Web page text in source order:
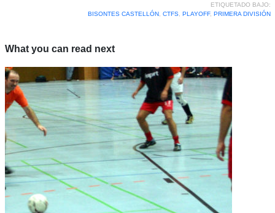
ETIQUETADO BAJO:
BISONTES CASTELLÓN, CTFS, PLAYOFF, PRIMERA DIVISIÓN
What you can read next